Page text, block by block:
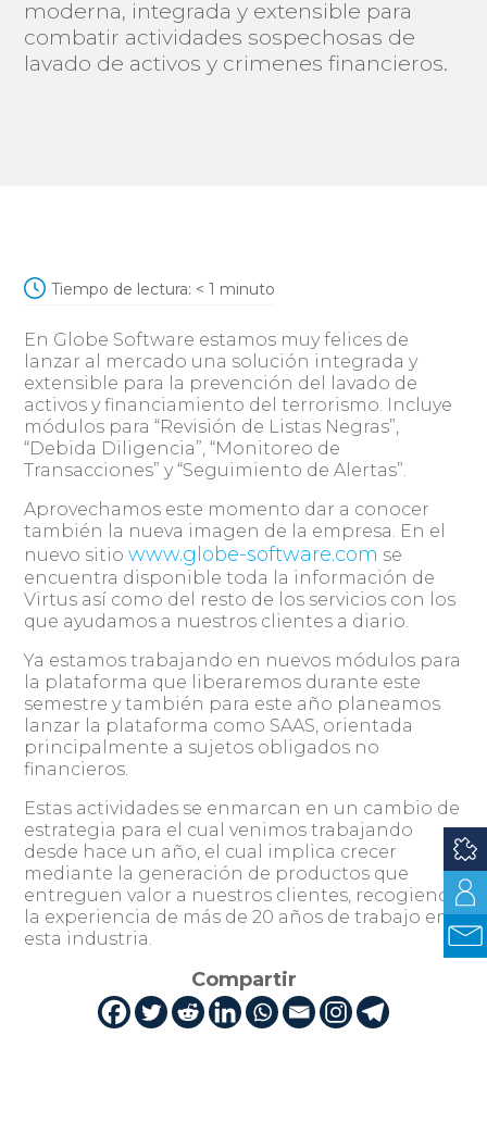
moderna, integrada y extensible para
combatir actividades sospechosas de
lavado de activos y crimenes financieros.
Tiempo de lectura: < 1 minuto
En Globe Software estamos muy felices de
lanzar al mercado una solución integrada y
extensible para la prevención del lavado de
activos y financiamiento del terrorismo. Incluye
módulos para “Revisión de Listas Negras”,
“Debida Diligencia”, “Monitoreo de
Transacciones” y “Seguimiento de Alertas”.
Aprovechamos este momento dar a conocer
también la nueva imagen de la empresa. En el
nuevo sitiowww.globe-software.com se
encuentra disponible toda la información de
Virtus así como del resto de los servicios con los
que ayudamos a nuestros clientes a diario.
Ya estamos trabajando en nuevos módulos para
la plataforma que liberaremos durante este
semestre y también para este año planeamos
lanzar la plataforma como SAAS, orientada
principalmente a sujetos obligados no
financieros.
Estas actividades se enmarcan en un cambio de
estrategia para el cual venimos trabajando
desde hace un año, el cual implica crecer
mediante la generación de productos que
entreguen valor a nuestros clientes, recogiendo
la experiencia de más de 20 años de trabajo en
esta industria.
Compartir